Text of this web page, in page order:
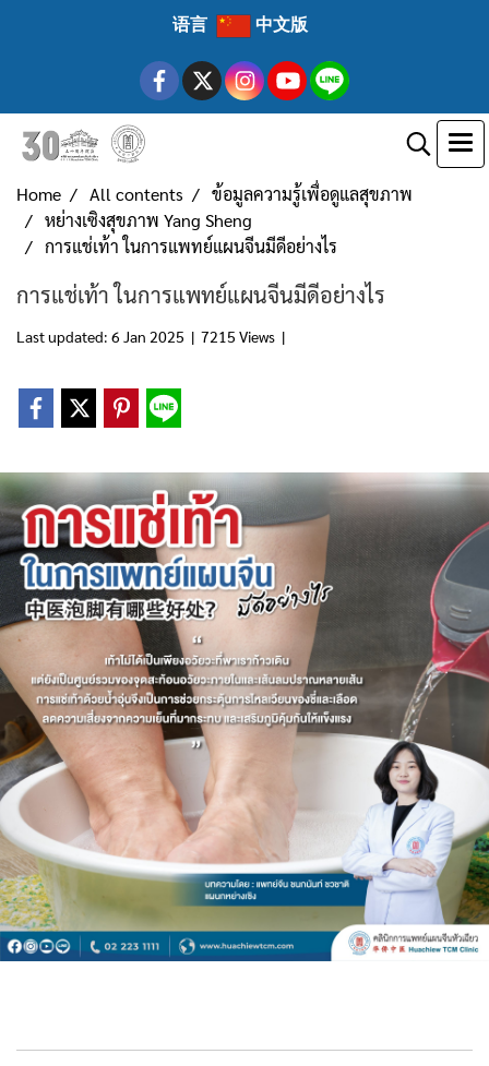
语言 中文版
Home All contents
ข้อมูลความรู้เพื่อดูแลสุขภาพ
หย่างเซิงสุขภาพ Yang Sheng
การแช่เท้า ในการแพทย์แผนจีนมีดีอย่างไร
การแช่เท้า ในการแพทย์แผนจีนมีดีอย่างไร
Last updated: 6 Jan 2025 | 7215 Views |